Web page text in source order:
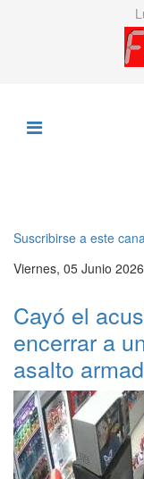
Suscribirse a este
Viernes, 05 Junio
Cayó el
encerrar a
asalto